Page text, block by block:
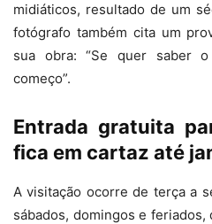
midiáticos, resultado de um
fotógrafo também cita um
sua obra: “Se quer saber
começo”.
Entrada gratuita
fica em cartaz até
A visitação ocorre de terça a
sábados, domingos e feriados,